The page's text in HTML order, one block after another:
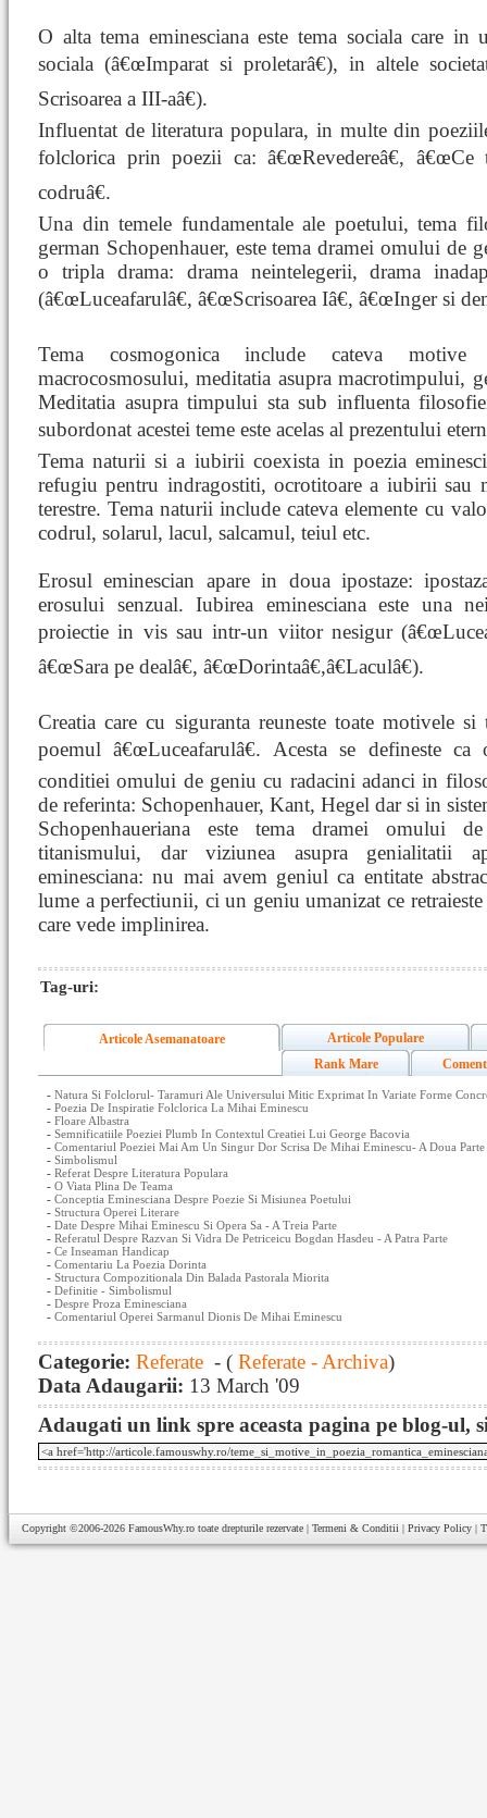
O alta tema eminesciana este tema sociala care in
sociala (â€œImparat si proletarâ€), in altele
Scrisoarea a III-aâ€).
Influentat de literatura populara, in multe din
folclorica prin poezii ca: â€œRevedereâ€,
codruâ€.
Una din temele fundamentale ale poetului, tema
german Schopenhauer, este tema dramei omului de
o tripla drama: drama neintelegerii, drama
(â€œLuceafarulâ€, â€œScrisoarea Iâ€, â€œInger si
Tema cosmogonica include cateva motive
macrocosmosului, meditatia asupra macrotimpului,
Meditatia asupra timpului sta sub influenta
subordonat acestei teme este acelas al prezentului
Tema naturii si a iubirii coexista in poezia
refugiu pentru indragostiti, ocrotitoare a iubirii sau
terestre. Tema naturii include cateva elemente cu
codrul, solarul, lacul, salcamul, teiul etc.
Erosul eminescian apare in doua ipostaze:
erosului senzual. Iubirea eminesciana este una
proiectie in vis sau intr-un viitor nesigur
â€œSara pe dealâ€, â€œDorintaâ€,â€Laculâ€).
Creatia care cu siguranta reuneste toate motivele si
poemul â€œLuceafarulâ€. Acesta se defineste
conditiei omului de geniu cu radacini adanci in
de referinta: Schopenhauer, Kant, Hegel dar si in
Schopenhaueriana este tema dramei omului
titanismului, dar viziunea asupra genialitatii
eminesciana: nu mai avem geniul ca entitate
lume a perfectiunii, ci un geniu umanizat ce
care vede implinirea.
Tag-uri:
Articole Asemanatoare
Articole Populare
Rank Mare
- Natura Si Folclorul- Taramuri Ale Universului Mitic Exprimat In Variate Forme
- Poezia De Inspiratie Folclorica La Mihai Eminescu
- Floare Albastra
- Semnificatiile Poeziei Plumb In Contextul Creatiei Lui George Bacovia
- Comentariul Poeziei Mai Am Un Singur Dor Scrisa De Mihai Eminescu- A Doua Parte
- Simbolismul
- Referat Despre Literatura Populara
- O Viata Plina De Teama
- Conceptia Eminesciana Despre Poezie Si Misiunea Poetului
- Structura Operei Literare
- Date Despre Mihai Eminescu Si Opera Sa - A Treia Parte
- Referatul Despre Razvan Si Vidra De Petriceicu Bogdan Hasdeu - A Patra Parte
- Ce Inseaman Handicap
- Comentariu La Poezia Dorinta
- Structura Compozitionala Din Balada Pastorala Miorita
- Definitie - Simbolismul
- Despre Proza Eminesciana
- Comentariul Operei Sarmanul Dionis De Mihai Eminescu
Categorie: Referate - ( Referate - Archiva)
Data Adaugarii: 13 March '09
Adaugati un link spre aceasta pagina pe blog-ul,
Copyright ©2006-2026 FamousWhy.ro toate drepturile rezervate | Termeni & Conditii | Privacy Policy |